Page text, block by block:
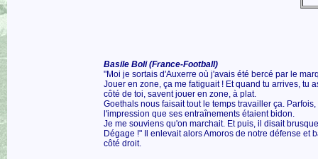
Basile Boli (France-Football)
"Moi je sortais d'Auxerre où j'avais été bercé par le
Jouer en zone, ça me fatiguait ! Et quand tu arrives, tu
côté de toi, savent jouer en zone, à plat.
Goethals nous faisait tout le temps travailler ça. Parfois,
l'impression que ses entraînements étaient bidon.
Je me souviens qu'on marchait. Et puis, il disait
Dégage !" Il enlevait alors Amoros de notre défense et
côté droit.